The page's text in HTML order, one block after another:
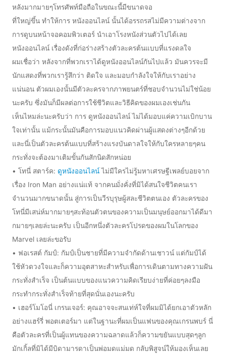
หลังมากมายๆโทรศัพท์มือถือในขณะนี้มีขนาดจอ
ที่ใหญ่ขึ้น ทำให้การ หนังออนไลน์ นั้นได้อรรถรสไม่มีความต่างจาก
การดูบนหน้าจอคอมพิวเตอร์ นำเอาโรงหนังส่วนตัวไปได้เลย
หนังออนไลน์ เรื่องดังที่ก่อร่างสร้างตัวละครต้นแบบที่แรงดลใจ
ผมเชื่อว่า หลังจากที่พวกเราได้ดูหนังออนไลน์กันไปแล้ว มันควรจะมี
นักแสดงที่พวกเรารู้สึกว่า ติดใจ และมอบกำลังใจให้กับเราอย่าง
แน่นอน ตัวผมเองนั้นมีตัวละครจากภาพยนตร์ที่ชอบจำนวนไม่ใช่น้อย
นะครับ ซึ่งมันก็มีผลต่อการใช้ชีวิตและวิธีคิดของผมเองเช่นกัน
เห็นไหมล่ะนะครับว่า การ ดูหนังออนไลน์ ไม่ได้มอบแค่ความเบิกบาน
ใจเท่านั้น แม้กระนั้นมันคือการมอบแนวคิดผ่านผู้แสดงต่างๆอีกด้วย
และนี่เป็นตัวละครต้นแบบที่สร้างแรงบันดาลใจให้กับใครหลายๆคน
กระทั่งจะต้องมาเติมขั้นกันสักนิดสักหน่อย
• โทนี่ สตาร์ค: ดูหนังออนไลน์ไม่มีใครไม่รู้มหาเศรษฐีเพลย์บอยจาก
เรื่อง Iron Man อย่างแน่แท้ จากคนมั่งคั่งที่มิได้สนใจชีวิตคนเรา
จำนวนมากขนาดนั้น สู่การเป็นวีรบุรุษผู้สละชีวิตตนเอง ตัวละครของ
โทนี่มีเสน่ห์มากมายๆสะท้อนตัวตนของความเป็นมนุษย์ออกมาได้ดีมา
กมายๆเลยล่ะนะครับ เป็นอีกหนึ่งตัวละครโปรดของผมในโลกของ
Marvel เลยล่ะขอรับ
• ฟอเรสต์ กัมป์: กัมป์เป็นชายที่มีความจำกัดด้านเชาวน์ แต่กัมป์ได้
ใช้หัวดวงใจและก็ความอุตสาหะสำหรับเพื่อการเดินตามทางความฝัน
กระทั่งสำเร็จ เป็นต้นแบบของแนวความคิดเรียบง่ายที่ค่อยๆลงมือ
กระทำกระทั่งสำเร็จท้ายที่สุดนั่นเองนะครับ
• เฮอร์โมโอนี่ เกรนเจอร์: คุณอาจจะสนเท่ห์ใจที่ผมมิได้ยกเอาตัวหลัก
อย่างแฮร์รี่ พอตเตอร์มา แต่ในฐานะที่ผมเป็นแฟนของคุณเกรนพบร์ นี่
คือตัวละครที่เป็นผู้แทนของความฉลาดแล้วก็ความขยันแบบสุดๆลูก
มักเกิ้ลที่มิได้มีบิดามารดาเป็นพ่อมดแม่มด กลับพิสูจน์ให้มองเห็นเลย